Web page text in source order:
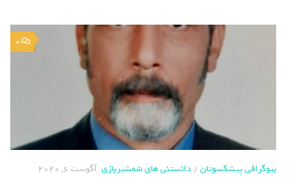
0
بیوگرافی پیشکسوتان/دانستنی های شمشیربازی آگوست 6, 2020